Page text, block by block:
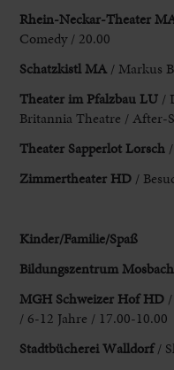
Rhein-Neckar-Theater
Comedy / 20.00
Schatzkistl MA / Markus
Theater im Pfalzbau LU /
Britannia Theatre / After-
Theater Sapperlot Lorsch
Zimmertheater HD /
Kinder/Familie/Spaß
Bildungszentrum Mosbach
MGH Schweizer Hof HD
/ 6-12 Jahre / 17.00-10.00
Stadtbücherei Walldorf/